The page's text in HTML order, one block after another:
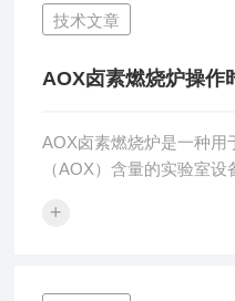
中的存在对于公共健康具
氟有助于预防龋齿，而氯
供水安全；另一方面，过
中毒，氯的过量使用可能
技术文章
AOX卤素燃烧炉操作
AOX卤素燃烧炉是一种用
（AOX）含量的实验室
一些难以生物降解的有机
+